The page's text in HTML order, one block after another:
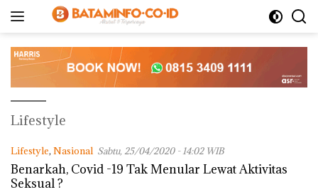
Lifestyle
Lifestyle, Nasional Sabtu, 25/04/2020 - 14:02 WIB
Benarkah, Covid -19 Tak Menular Lewat Aktivitas
Seksual ?